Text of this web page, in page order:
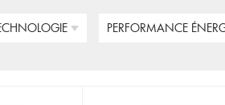
PERFORMANCE